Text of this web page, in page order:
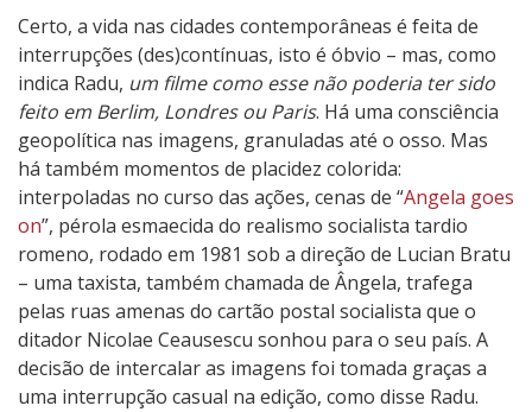
i
m
d
o
M
u
n
d
o
Certo, a vida nas cidades contemporâneas é feita de
interrupções (des)contínuas, isto é óbvio – mas, como
indica Radu, um filme como esse não poderia ter sido
feito em Berlim, Londres ou Paris. Há uma consciência
geopolítica nas imagens, granuladas até o osso. Mas
há também momentos de placidez colorida:
interpoladas no curso das ações, cenas de “Angela goes
on”, pérola esmaecida do realismo socialista tardio
romeno, rodado em 1981 sob a direção de Lucian Bratu
– uma taxista, também chamada de Ângela, trafega
pelas ruas amenas do cartão postal socialista que o
ditador Nicolae Ceausescu sonhou para o seu país. A
decisão de intercalar as imagens foi tomada graças a
uma interrupção casual na edição, como disse Radu.